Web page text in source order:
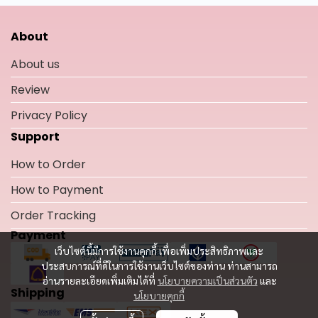
เว็บไซต์นี้มีการใช้งานคุกกี้ เพื่อเพิ่มประสิทธิภาพและ
ประสบการณ์ที่ดีในการใช้งานเว็บไซต์ของท่าน ท่านสามารถ
อ่านรายละเอียดเพิ่มเติมได้ที่ นโยบายความเป็นส่วนตัว และ
นโยบายคุกกี้
About
About us
Review
Privacy Policy
Support
How to Order
How to Payment
Order Tracking
Payment
Shipping